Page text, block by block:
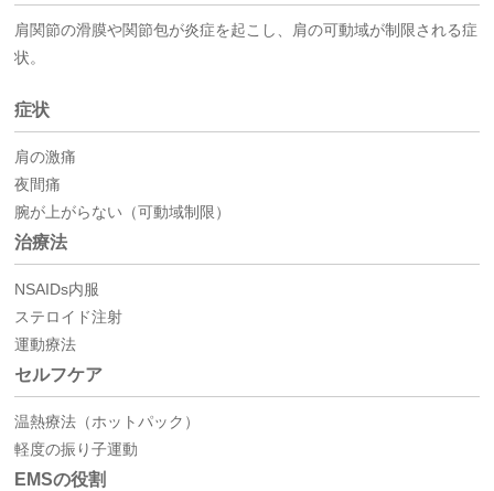
肩関節の滑膜や関節包が炎症を起こし、肩の可動域が制限される症
状。
症状
肩の激痛
夜間痛
腕が上がらない（可動域制限）
治療法
NSAIDs内服
ステロイド注射
運動療法
セルフケア
温熱療法（ホットパック）
軽度の振り子運動
EMSの役割